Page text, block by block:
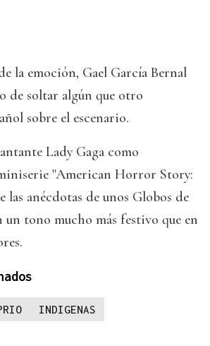
la emoción, Gael García Bernal
de soltar algún que otro
sobre el escenario.
Lady Gaga como
"American Horror Story:
anécdotas de unos Globos de
tono mucho más festivo que en
INDIGENAS